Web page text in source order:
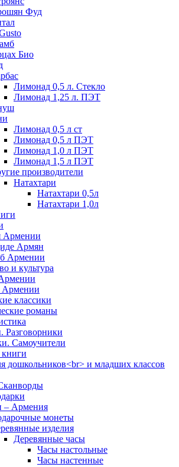
Фуд
Био
Лимонад 0,5 л. Стекло
Лимонад 1,25 л. ПЭТ
Лимонад 0,5 л ст
Лимонад 0,5 л ПЭТ
Лимонад 1,0 л ПЭТ
Лимонад 1,5 л ПЭТ
производители
Натахтари
Натахтари 0,5л
Натахтари 1,0л
Армении
Армян
Армении
и культура
Армении
классики
романы
Разговорники
Самоучители
книги
дошкольников<br> и младших классов
– Армения
монеты
изделия
Деревянные часы
Часы настольные
Часы настенные